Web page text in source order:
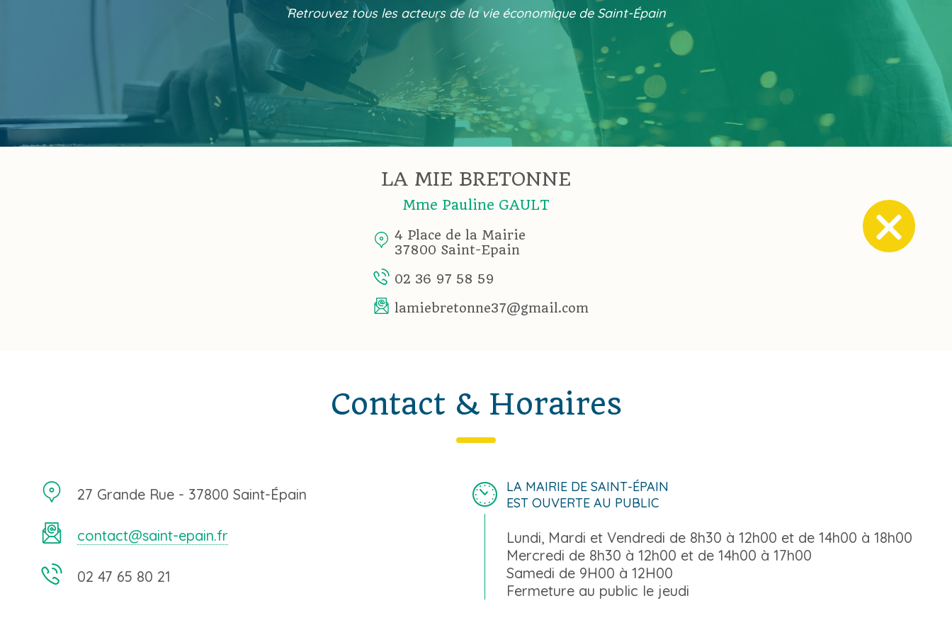
Retrouvez tous les acteurs de la vie économique de Saint-Épain
LA MIE BRETONNE
Mme Pauline GAULT
4 Place de la Mairie
37800 Saint-Epain
02 36 97 58 59
lamiebretonne37@gmail.com
Contact & Horaires
27 Grande Rue - 37800 Saint-Épain
contact@saint-epain.fr
02 47 65 80 21
LA MAIRIE DE SAINT-ÉPAIN
EST OUVERTE AU PUBLIC
Lundi, Mardi et Vendredi de 8h30 à 12h00 et de 14h00 à 18h00
Mercredi de 8h30 à 12h00 et de 14h00 à 17h00
Samedi de 9H00 à 12H00
Fermeture au public le jeudi